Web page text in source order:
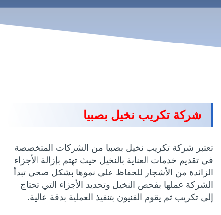
شركة تكريب نخيل بصبيا
تعتبر شركة تكريب نخيل بصبيا من الشركات المتخصصة
في تقديم خدمات العناية بالنخيل حيث تهتم بإزالة الأجزاء
الزائدة من الأشجار للحفاظ على نموها بشكل صحي تبدأ
الشركة عملها بفحص النخيل وتحديد الأجزاء التي تحتاج
إلى تكريب ثم يقوم الفنيون بتنفيذ العملية بدقة عالية.